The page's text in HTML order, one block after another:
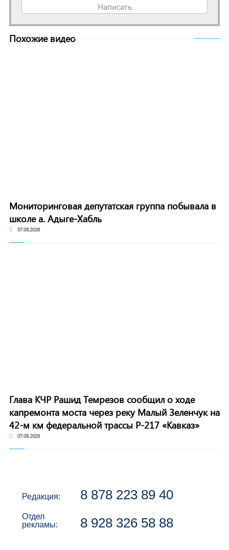
Написать
Похожие видео
Мониторинговая депутатская группа побывала в
школе а. Адыге-Хабль
07.08.2026
Глава КЧР Рашид Темрезов сообщил о ходе
капремонта моста через реку Малый Зеленчук на
42-м км федеральной трассы Р-217 «Кавказ»
07.08.2026
Редакция: 8 878 223 89 40
Отдел
рекламы:
8 928 326 58 88